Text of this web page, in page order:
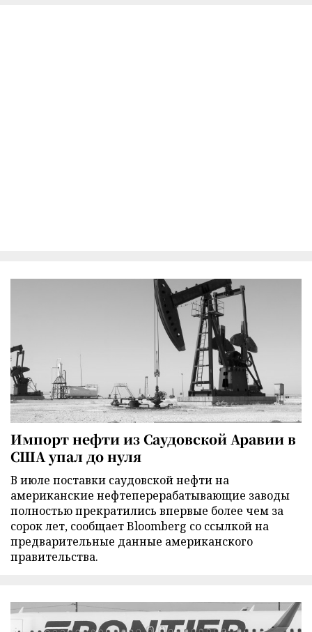
Импорт нефти из Саудовской Аравии в
США упал до нуля
В июле поставки саудовской нефти на
американские нефтеперерабатывающие заводы
полностью прекратились впервые более чем за
сорок лет, сообщает Bloomberg со ссылкой на
предварительные данные американского
правительства.